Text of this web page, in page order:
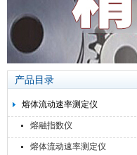
产品目录
熔体流动速率测定仪
熔融指数仪
熔体流动速率测定仪